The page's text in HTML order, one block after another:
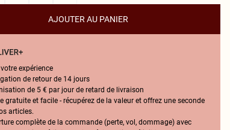
AJOUTER AU PANIER
expérience
de retour de 14 jours
de 5 € par jour de retard de livraison
gratuite et facile - récupérez de la valeur et offrez une seconde
articles.
complète de la commande (perte, vol, dommage) avec